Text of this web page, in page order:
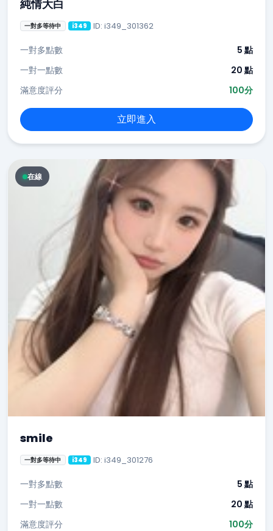
純情大白
一對多等待中 i349 ID: i349_301362
一對多點數
5 點
一對一點數
20 點
滿意度評分
100分
立即進入
在線
smile
一對多等待中 i349 ID: i349_301276
一對多點數
5 點
一對一點數
20 點
滿意度評分
100分